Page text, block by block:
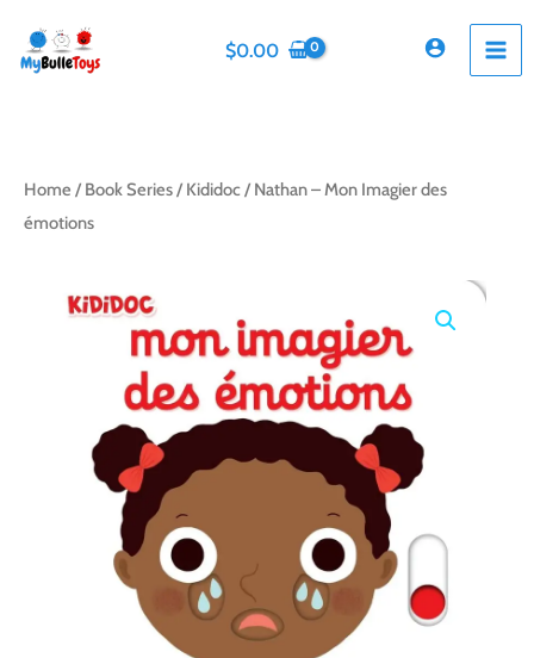
content
$0.00
Home / Book Series/ Kididoc/ Nathan – Mon Imagier des
émotions